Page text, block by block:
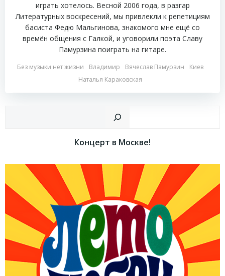
играть хотелось. Весной 2006 года, в разгар
Литературных воскресений, мы привлекли к репетициям
басиста Федю Мальгинова, знакомого мне ещё со
времён общения с Галкой, и уговорили поэта Славу
Памурзина поиграть на гитаре.
Без музыки нет жизни Владимир Вячеслав Памурзин
Киев
Наталья Караковская
Концерт в Москве!